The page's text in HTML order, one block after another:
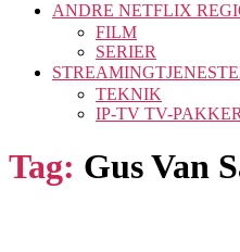
ANDRE NETFLIX
FILM
SERIER
TEKNIK
IP-TV TV-PAKKER
Tag: Gus Van